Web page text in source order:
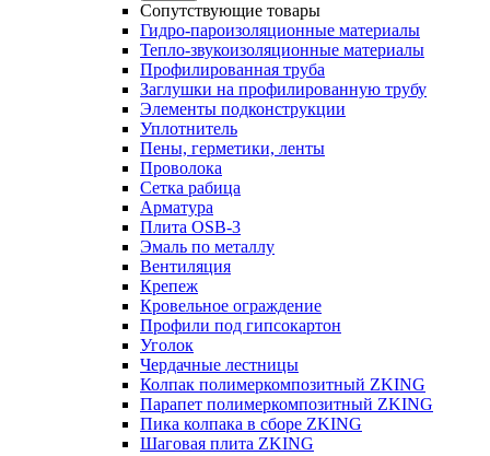
Сопутствующие товары
Гидро-пароизоляционные материалы
Тепло-звукоизоляционные материалы
Профилированная труба
Заглушки на профилированную трубу
Элементы подконструкции
Уплотнитель
Пены, герметики, ленты
Проволока
Сетка рабица
Арматура
Плита OSB-3
Эмаль по металлу
Вентиляция
Крепеж
Кровельное ограждение
Профили под гипсокартон
Уголок
Чердачные лестницы
Колпак полимеркомпозитный ZKING
Парапет полимеркомпозитный ZKING
Пика колпака в сборе ZKING
Шаговая плита ZKING